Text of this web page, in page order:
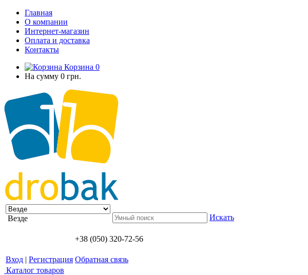
Главная
О компании
Интернет-магазин
Оплата и доставка
Контакты
Корзина 0
На сумму 0 грн.
Везде Искать
+38 (050) 320-72-56
Вход | Регистрация Обратная связь
Каталог товаров